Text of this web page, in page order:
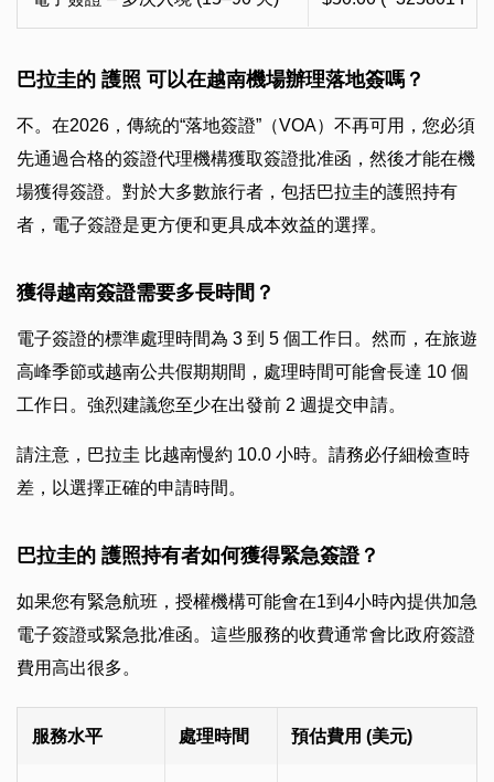
巴拉圭的 護照 可以在越南機場辦理落地簽嗎？
不。在2026，傳統的“落地簽證”（VOA）不再可用，您必須
先通過合格的簽證代理機構獲取簽證批准函，然後才能在機
場獲得簽證。對於大多數旅行者，包括巴拉圭的護照持有
者，電子簽證是更方便和更具成本效益的選擇。
獲得越南簽證需要多長時間？
電子簽證的標準處理時間為 3 到 5 個工作日。然而，在旅遊
高峰季節或越南公共假期期間，處理時間可能會長達 10 個
工作日。強烈建議您至少在出發前 2 週提交申請。
請注意，巴拉圭 比越南慢約 10.0 小時。請務必仔細檢查時
差，以選擇正確的申請時間。
巴拉圭的 護照持有者如何獲得緊急簽證？
如果您有緊急航班，授權機構可能會在1到4小時內提供加急
電子簽證或緊急批准函。這些服務的收費通常會比政府簽證
費用高出很多。
服務水平 處理時間 預估費用 (美元)